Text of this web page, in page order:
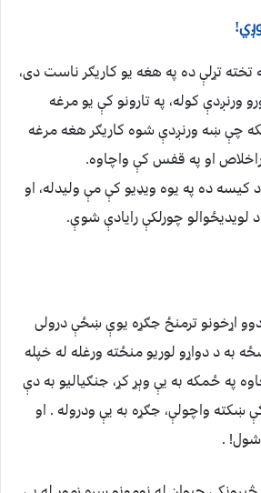
تخته تړلې ده په هغه یو کاریګر ناست دی،
ورنږدې کوله، په تارونو کې یو مرغه
چې ښه ورنږدې شوه کاریګر هغه مرغه
راخلاص او په قفس کې واچاوه.
کیسه ده په یوه ویډیو کې مې ولیدله، او
لویدیځوالو چورلکې رایادې شوې.
اړخونو ترمنځ جګړه یوې ښځې درولی
د دواړو لوریو منځته ورغله له خپله
په ځمکه به یې وېړ کړ، جنګیالیو به دې
ښکته واچولې، جګړه به یې ودروله . او
شول! .